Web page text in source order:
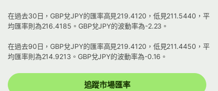
在過去30日，GBP兌JPY的匯率高見219.4120，低見211.5440，平
均匯率則為216.4185。GBP兌JPY的波動率為-2.23。
在過去90日，GBP兌JPY的匯率高見219.4120，低見211.4450，平
均匯率則為214.9213。GBP兌JPY的波動率為-0.16。
追蹤市場匯率